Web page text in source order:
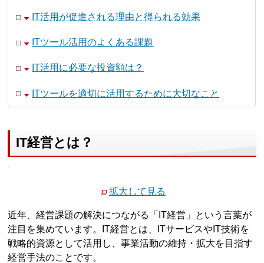
IT活用が促進される理由と得られる効果
ITツール活用のよくある課題
IT活用に必要な投資額は？
ITツールを適切に活用するために大切なこと
IT経営とは？
拡大して見る
近年、経営課題の解決につながる「IT経営」という言葉が
注目を集めています。IT経営とは、ITサービスやIT技術を
戦略的資源として活用し、事業活動の維持・拡大を目指す
経営手法のことです。